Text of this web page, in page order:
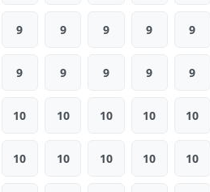
9 9 9 9 9
9 9 9 9 9
10 10 10 10 10
10 10 10 10 10